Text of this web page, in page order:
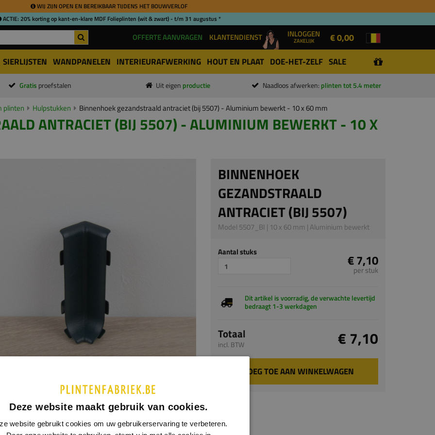
WIJ ZIJN OPEN EN BEREIKBAAR TIJDENS HET BOUWVERLOF
ACTIE: 20% korting op kant-en-klare MDF Folieplinten (wit & zwart) - t/m 31 augustus *
OFFERTE AANVRAGEN KLANTENDIENST INLOGGEN
ZAKELIJK € 0,00
SIERLIJSTEN WANDPANELEN INTERIEURAFWERKING HOUT EN PLAAT DOE-HET-ZELF SALE
Gratis proefstalen Uit eigen productie Naadloos afwerken: plinten tot 5.4 meter
plinten Hulpstukken Binnenhoek gezandstraald antraciet (bij 5507) - Aluminium bewerkt - 10 x 60 mm
ANTRACIET (BIJ 5507) - ALUMINIUM BEWERKT - 10 X
SPECIFICATIES
BINNENHOEK
GEZANDSTRAALD
ANTRACIET (BIJ 5507)
Model 5507_BI | 10 x 60 mm | Aluminium bewerkt
Aantal stuks € 7,10
per stuk
Dit artikel is voorradig, de verwachte levertijd
bedraagt 1-3 werkdagen
Totaal
incl. BTW € 7,10
VOEG TOE AAN WINKELWAGEN
Deze website maakt gebruik van cookies.
website gebruikt cookies om uw gebruikerservaring te verbeteren.